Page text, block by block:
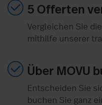
5 Offerten
Vergleichen Sie
mithilfe unserer
Über MOVU
Entscheiden Sie
buchen Sie ganz